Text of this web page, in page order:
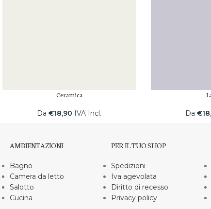
Ceramica
Da€18,90 IVA Incl. Da €
AMBIENTAZIONI
Bagno
Camera da letto
Salotto
Cucina
PER IL TUO SHOP
Spedizioni
Iva agevolata
Diritto di recesso
Privacy policy